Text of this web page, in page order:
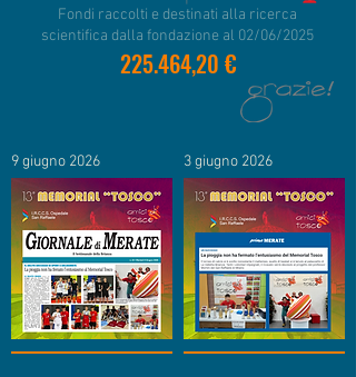
Fondi raccolti e destinati alla ricerca
scientifica dalla fondazione al 02/06/2025
225.464,20 €
9 giugno 2026 3 giugno 2026